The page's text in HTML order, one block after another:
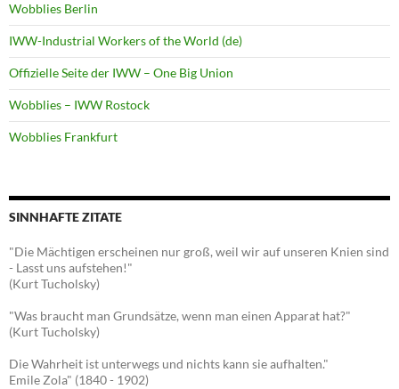
Wobblies Berlin
IWW-Industrial Workers of the World (de)
Offizielle Seite der IWW – One Big Union
Wobblies – IWW Rostock
Wobblies Frankfurt
SINNHAFTE ZITATE
"Die Mächtigen erscheinen nur groß, weil wir auf unseren Knien sind
- Lasst uns aufstehen!"
(Kurt Tucholsky)
"Was braucht man Grundsätze, wenn man einen Apparat hat?"
(Kurt Tucholsky)
Die Wahrheit ist unterwegs und nichts kann sie aufhalten."
Emile Zola" (1840 - 1902)